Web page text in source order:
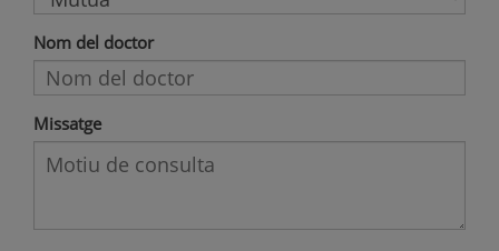
Nom del doctor
Missatge